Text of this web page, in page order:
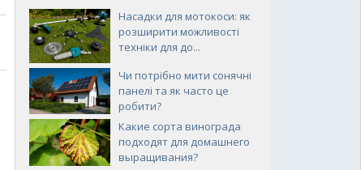
Насадки для мотокоси: як
розширити можливості
техніки для до...
Чи потрібно мити сонячні
панелі та як часто це
робити?
Какие сорта винограда
подходят для домашнего
выращивания?